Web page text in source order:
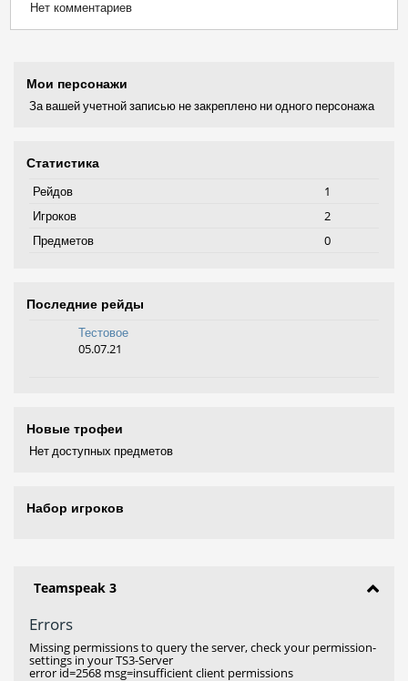
Мои персонажи
За вашей учетной записью не закреплено ни одного персонажа
Статистика
Рейдов
1
Игроков
2
Предметов
0
Последние рейды
Тестовое
05.07.21
Новые трофеи
Нет доступных предметов
Набор игроков
Нет комментариев
Teamspeak 3
Errors
Missing permissions to query the server, check your permission-
settings in your TS3-Server
error id=2568 msg=insufficient client permissions